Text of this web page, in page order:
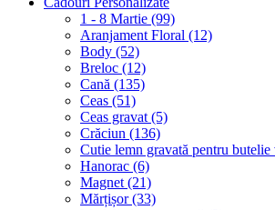
1 - 8 Martie (99)
Aranjament Floral (12)
Body (52)
Breloc (12)
Cană (135)
Ceas (51)
Ceas gravat (5)
Crăciun (136)
Cutie lemn gravată pentru
Hanorac (6)
Magnet (21)
Mărțișor (33)